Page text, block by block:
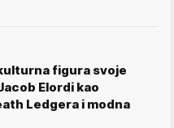
figura svoje
Elordi kao
Ledgera i modna